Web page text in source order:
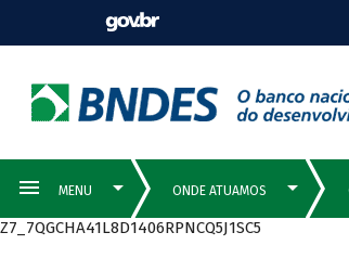
Z7_7QGCHA41L8D1406RPNCQ5J1SC5